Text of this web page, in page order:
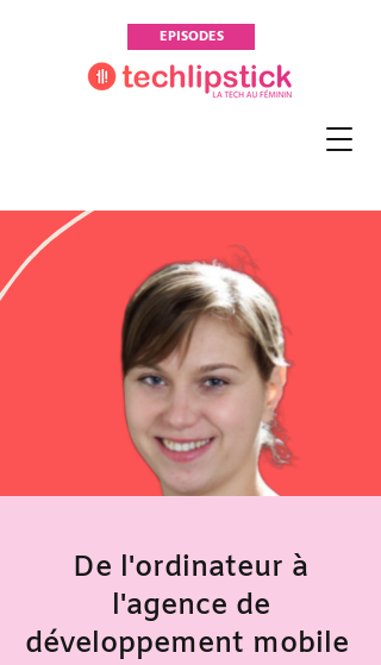
EPISODES
De l'ordinateur à
l'agence de
développement mobile